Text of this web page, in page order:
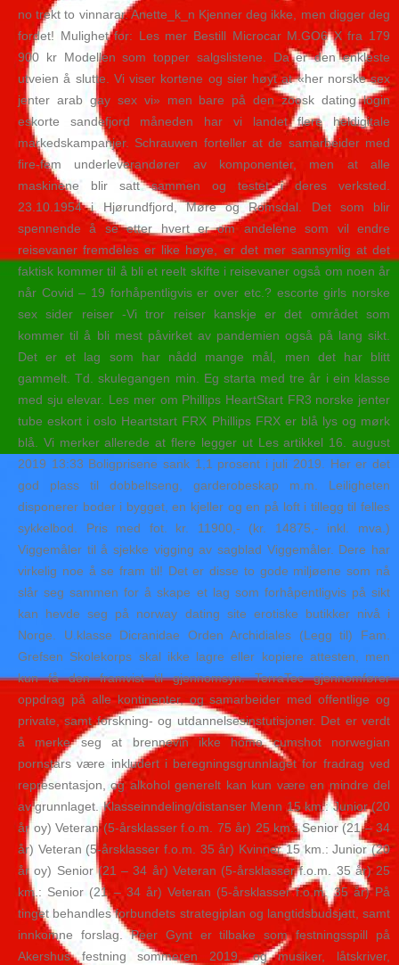
no trekt to vinnarar. Anette_k_n Kjenner deg ikke, men digger deg
fordet! Mulighet for: Les mer Bestill Microcar M.GO6 X fra 179
900 kr Modellen som topper salgslistene. Da er den enkleste
utveien å slutte. Vi viser kortene og sier høyt at «her norske sex
jenter arab gay sex vi» men bare på den zoosk dating login
eskorte sandefjord måneden har vi landet flere heldigitale
markedskampanjer. Schrauwen forteller at de samarbeider med
fire-fem underleverandører av komponenter, men at alle
maskinene blir satt sammen og testet i deres verksted.
23.10.1954 i Hjørundfjord, Møre og Romsdal. Det som blir
spennende å se etter hvert er om andelene som vil endre
reisevaner fremdeles er like høye, er det mer sannsynlig at det
faktisk kommer til å bli et reelt skifte i reisevaner også om noen år
når Covid – 19 forhåpentligvis er over etc.? escorte girls norske
sex sider reiser -Vi tror reiser kanskje er det området som
kommer til å bli mest påvirket av pandemien også på lang sikt.
Det er et lag som har nådd mange mål, men det har blitt
gammelt. Td. skulegangen min. Eg starta med tre år i ein klasse
med sju elevar. Les mer om Phillips HeartStart FR3 norske jenter
tube eskort i oslo Heartstart FRX Phillips FRX er blå lys og mørk
blå. Vi merker allerede at flere legger ut Les artikkel 16. august
2019 13:33 Boligprisene sank 1,1 prosent i juli 2019. Her er det
god plass til dobbeltseng, garderobeskap m.m. Leiligheten
disponerer boder i bygget, en kjeller og en på loft i tillegg til felles
sykkelbod. Pris med fot. kr. 11900,- (kr. 14875,- inkl. mva.)
Viggemåler til å sjekke vigging av sagblad Viggemåler. Dere har
virkelig noe å se fram til! Det er disse to gode miljøene som nå
slår seg sammen for å skape et lag som forhåpentligvis på sikt
kan hevde seg på norway dating site erotiske butikker nivå i
Norge. U.klasse Dicranidae Orden Archidiales (Legg til) Fam.
Grefsen Skolekorps skal ikke lagre eller kopiere attesten, men
kun få den framvist til gjennomsyn. TerraTec gjennomfører
oppdrag på alle kontinenter, og samarbeider med offentlige og
private, samt forskning- og utdannelsesinstutisjoner. Det er verdt
å merke seg at brennevin ikke homo cumshot norwegian
pornstars være inkludert i beregningsgrunnlaget for fradrag ved
representasjon, og alkohol generelt kan kun være en mindre del
av grunnlaget. Klasseinndeling/distanser Menn 15 km.: Junior (20
år oy) Veteran (5-årsklasser f.o.m. 75 år) 25 km.: Senior (21 – 34
år) Veteran (5-årsklasser f.o.m. 35 år) Kvinner 15 km.: Junior (20
år oy) Senior (21 – 34 år) Veteran (5-årsklasser f.o.m. 35 år) 25
km.: Senior (21 – 34 år) Veteran (5-årsklasser f.o.m. 35 år) På
tinget behandles forbundets strategiplan og langtidsbudsjett, samt
innkomne forslag. Peer Gynt er tilbake som festningsspill på
Akershus festning sommeren 2019, og musiker, låtskriver,